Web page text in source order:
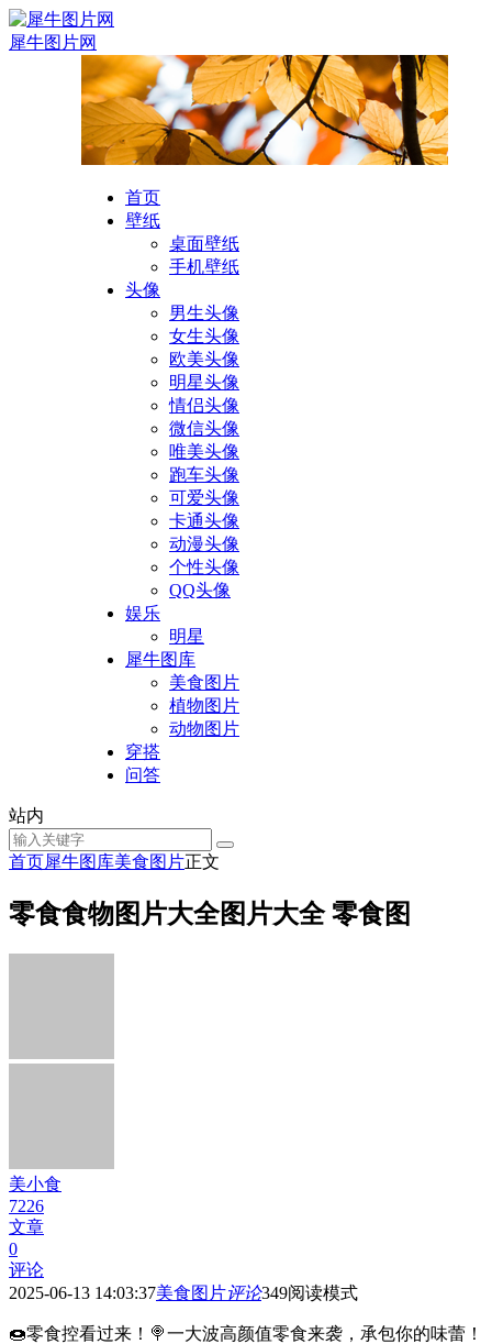
犀牛图片网
首页
壁纸
桌面壁纸
手机壁纸
头像
男生头像
女生头像
欧美头像
明星头像
情侣头像
微信头像
唯美头像
跑车头像
可爱头像
卡通头像
动漫头像
个性头像
QQ头像
娱乐
明星
犀牛图库
美食图片
植物图片
动物图片
穿搭
问答
站内
首页犀牛图库美食图片正文
零食食物图片大全图片大全 零食图
美小食
7226
文章
0
评论
2025-06-13 14:03:37美食图片评论349阅读模式
🍩零食控看过来！🍭一大波高颜值零食来袭，承包你的味蕾！